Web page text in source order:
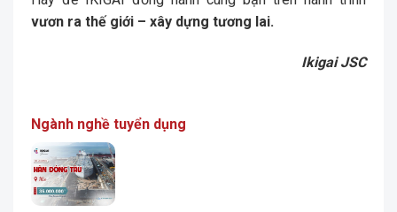
vươn ra thế giới – xây dựng tương lai.
Ikigai JSC
Ngành nghề tuyển dụng